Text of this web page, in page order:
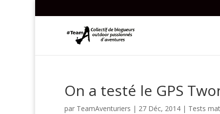
On a testé le GPS
par TeamAventuriers | 27 Déc, 2014 | Tests